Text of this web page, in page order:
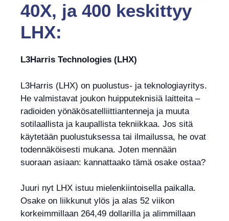
40X, ja 400 keskittyy
LHX:
L3Harris Technologies (LHX)
L3Harris (LHX) on puolustus- ja teknologiayritys.
He valmistavat joukon huipputeknisiä laitteita –
radioiden yönäkösatelliittiantenneja ja muuta
sotilaallista ja kaupallista tekniikkaa. Jos sitä
käytetään puolustuksessa tai ilmailussa, he ovat
todennäköisesti mukana. Joten mennään
suoraan asiaan: kannattaako tämä osake ostaa?
Juuri nyt LHX istuu mielenkiintoisella paikalla.
Osake on liikkunut ylös ja alas 52 viikon
korkeimmillaan 264,49 dollarilla ja alimmillaan